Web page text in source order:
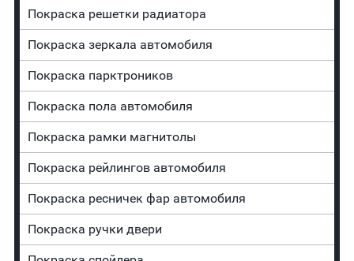
Покраска решетки радиатора
Покраска зеркала автомобиля
Покраска парктроников
Покраска пола автомобиля
Покраска рамки магнитолы
Покраска рейлингов автомобиля
Покраска ресничек фар автомобиля
Покраска ручки двери